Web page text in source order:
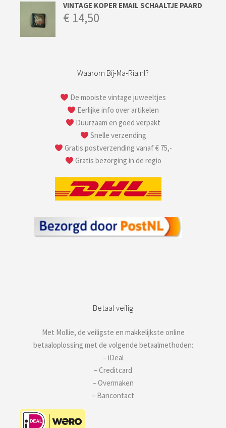
VINTAGE KOPER EMAIL SCHAALTJE PAARD
€ 14,50
Waarom Bij-Ma-Ria.nl?
De mooiste vintage juweeltjes
Eerlijke info over artikelen
Duurzaam en goed verpakt
Snelle verzending
Gratis postverzending vanaf € 75,-
Gratis bezorging in de regio
Betaal veilig
Met Mollie, de veiligste en makkelijkste online
betaaloplossing met de volgende betaalmethoden:
– iDeal
– Creditcard
– Overmaken
– Bancontact